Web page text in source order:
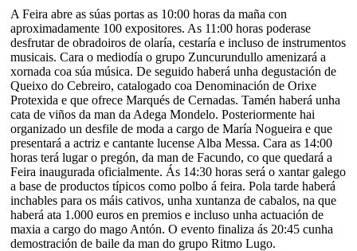
A Feira abre as súas portas as 10:00 horas da maña con
aproximadamente 100 expositores. As 11:00 horas poderase
desfrutar de obradoiros de olaría, cestaría e incluso de instrumentos
musicais. Cara o mediodía o grupo Zuncurundullo amenizará a
xornada coa súa música. De seguido haberá unha degustación de
Queixo do Cebreiro, catalogado coa Denominación de Orixe
Protexida e que ofrece Marqués de Cernadas. Tamén haberá unha
cata de viños da man da Adega Mondelo. Posteriormente hai
organizado un desfile de moda a cargo de María Nogueira e que
presentará a actriz e cantante lucense Alba Messa. Cara as 14:00
horas terá lugar o pregón, da man de Facundo, co que quedará a
Feira inaugurada oficialmente. Ás 14:30 horas será o xantar galego
a base de productos típicos como polbo á feira. Pola tarde haberá
inchables para os máis cativos, unha xuntanza de cabalos, na que
haberá ata 1.000 euros en premios e incluso unha actuación de
maxia a cargo do mago Antón. O evento finaliza ás 20:45 cunha
demostración de baile da man do grupo Ritmo Lugo.